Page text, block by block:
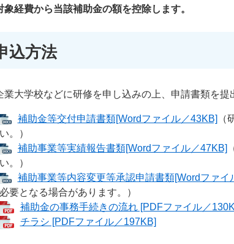
象経費から当該補助金の額を控除します。
込方法
業大学校などに研修を申し込みの上、申請書類を提
補助金等交付申請書類[Wordファイル／43KB] （
い。）
補助事業等実績報告書類[Wordファイル／47KB]
い。）
補助事業等内容変更等承認申請書類[Wordファイ
必要となる場合があります。）
補助金の事務手続きの流れ [PDFファイル／
チラシ [PDFファイル／197KB]